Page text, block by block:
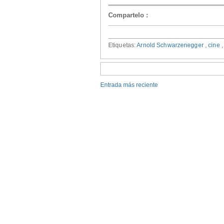
Compartelo :
Etiquetas:Arnold Schwarzenegger ,cine
Entrada más reciente